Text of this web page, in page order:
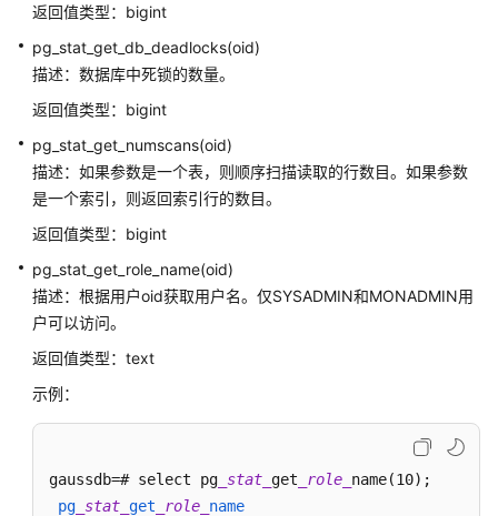
间
和
日
处
理
函
数
和
操
作
转
返回值类型：bigint
pg_stat_get_db_deadlocks(oid)
描述：数据库中死锁的数量。
返回值类型：bigint
pg_stat_get_numscans(oid)
描述：如果参数是一个表，则顺序扫描读取的行数目。如果参数
是一个索引，则返回索引行的数目。
返回值类型：bigint
pg_stat_get_role_name(oid)
描述：根据用户oid获取用户名。仅SYSADMIN和MONADMIN用
户可以访问。
返回值类型：text
示例：
gaussdb=# select pg _stat_ get _role_
pg _stat_ get _role_ name